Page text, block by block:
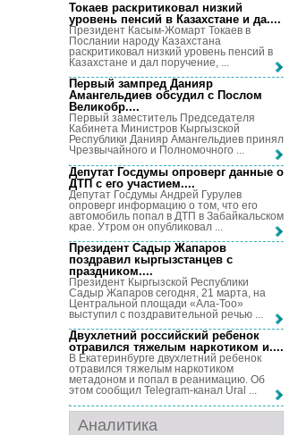
Токаев раскритиковал низкий
уровень пенсий в Казахстане и да....
Президент Касым-Жомарт Токаев в
Послании народу Казахстана
раскритиковал низкий уровень пенсий в
Казахстане и дал поручение, ...
Первый зампред Данияр
Амангельдиев обсудил с Послом
Великобр....
Первый заместитель Председателя
Кабинета Министров Кыргызской
Республики Данияр Амангельдиев принял
Чрезвычайного и Полномочного ...
Депутат Госдумы опроверг данные о
ДТП с его участием....
Депутат Госдумы Андрей Гурулев
опроверг информацию о том, что его
автомобиль попал в ДТП в Забайкальском
крае. Утром он опубликовал ...
Президент Садыр Жапаров
поздравил кыргызстанцев с
праздником....
Президент Кыргызской Республики
Садыр Жапаров сегодня, 21 марта, на
Центральной площади «Ала-Тоо»
выступил с поздравительной речью ...
Двухлетний российский ребенок
отравился тяжелым наркотиком и....
В Екатеринбурге двухлетний ребенок
отравился тяжелым наркотиком
метадоном и попал в реанимацию. Об
этом сообщил Telegram-канал Ural ...
Аналитика